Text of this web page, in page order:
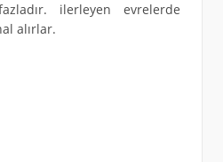
ilerleyen evrelerde
alırlar.